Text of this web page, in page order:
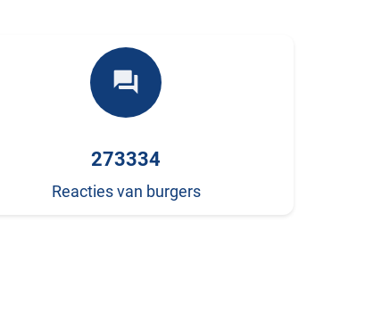
forum
273334
Reacties van burgers